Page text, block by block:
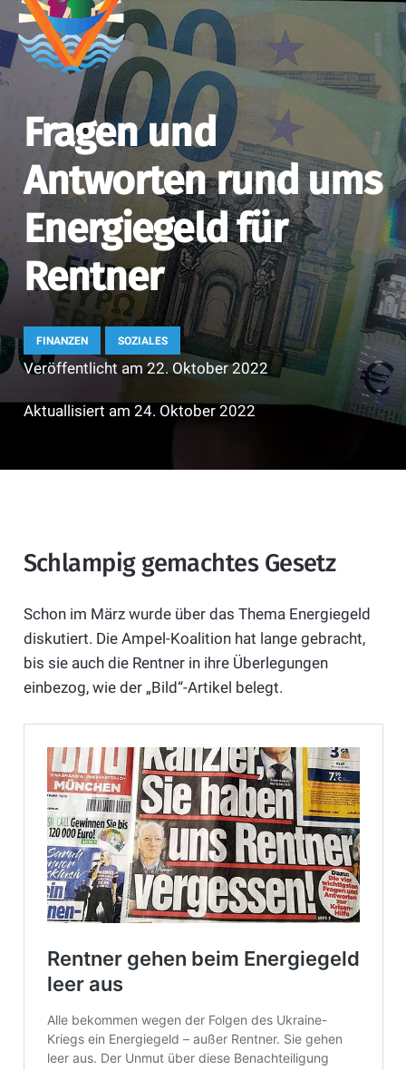
Fragen und
Antworten rund ums
Energiegeld für
Rentner
FINANZEN SOZIALES
Veröffentlicht am22. Oktober 2022
Aktuallisiert am 24. Oktober 2022
Schlampig gemachtes Gesetz
Schon im März wurde über das Thema Energiegeld
diskutiert. Die Ampel-Koalition hat lange gebracht,
bis sie auch die Rentner in ihre Überlegungen
einbezog, wie der „Bild“-Artikel belegt.